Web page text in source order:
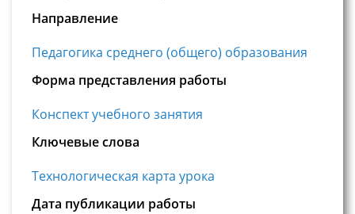
Направление
Педагогика среднего (общего) образования
Форма представления работы
Конспект учебного занятия
Ключевые слова
Технологическая карта урока
Дата публикации работы